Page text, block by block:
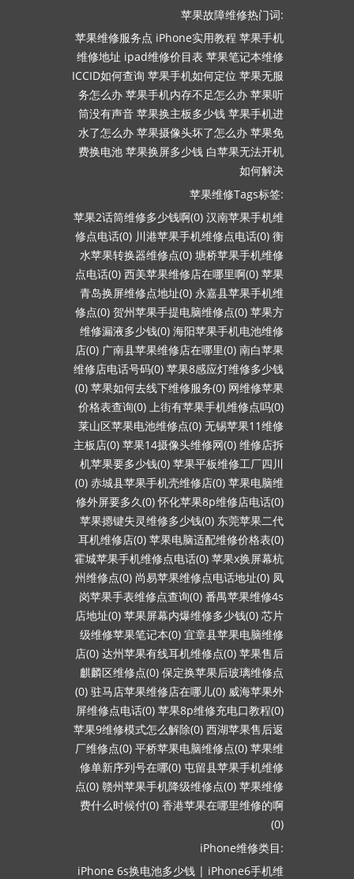
苹果故障维修热门词:
苹果维修服务点 iPhone实用教程 苹果手机
维修地址 ipad维修价目表 苹果笔记本维修
ICCID如何查询 苹果手机如何定位 苹果无服
务怎么办 苹果手机内存不足怎么办 苹果听
筒没有声音 苹果换主板多少钱 苹果手机进
水了怎么办 苹果摄像头坏了怎么办 苹果免
费换电池 苹果换屏多少钱 白苹果无法开机
如何解决
苹果维修Tags标签:
苹果2话筒维修多少钱啊(0) 汉南苹果手机维
修点电话(0) 川港苹果手机维修点电话(0) 衡
水苹果转换器维修点(0) 塘桥苹果手机维修
点电话(0) 西美苹果维修店在哪里啊(0) 苹果
青岛换屏维修点地址(0) 永嘉县苹果手机维
修点(0) 贺州苹果手提电脑维修点(0) 苹果方
维修漏液多少钱(0) 海阳苹果手机电池维修
店(0) 广南县苹果维修店在哪里(0) 南白苹果
维修店电话号码(0) 苹果8感应灯维修多少钱
(0) 苹果如何去线下维修服务(0) 网维修苹果
价格表查询(0) 上街有苹果手机维修点吗(0)
莱山区苹果电池维修点(0) 无锡苹果11维修
主板店(0) 苹果14摄像头维修网(0) 维修店拆
机苹果要多少钱(0) 苹果平板维修工厂四川
(0) 赤城县苹果手机壳维修店(0) 苹果电脑维
修外屏要多久(0) 怀化苹果8p维修店电话(0)
苹果摁键失灵维修多少钱(0) 东莞苹果二代
耳机维修店(0) 苹果电脑适配维修价格表(0)
霍城苹果手机维修点电话(0) 苹果x换屏幕杭
州维修点(0) 尚易苹果维修点电话地址(0) 凤
岗苹果手表维修点查询(0) 番禺苹果维修4s
店地址(0) 苹果屏幕内爆维修多少钱(0) 芯片
级维修苹果笔记本(0) 宜章县苹果电脑维修
店(0) 达州苹果有线耳机维修点(0) 苹果售后
麒麟区维修点(0) 保定换苹果后玻璃维修点
(0) 驻马店苹果维修店在哪儿(0) 威海苹果外
屏维修点电话(0) 苹果8p维修充电口教程(0)
苹果9维修模式怎么解除(0) 西湖苹果售后返
厂维修点(0) 平桥苹果电脑维修点(0) 苹果维
修单新序列号在哪(0) 屯留县苹果手机维修
点(0) 赣州苹果手机降级维修点(0) 苹果维修
费什么时候付(0) 香港苹果在哪里维修的啊
(0)
iPhone维修类目:
iPhone 6s换电池多少钱 | iPhone6手机维